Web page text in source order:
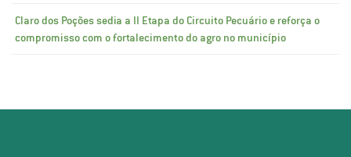
Claro dos Poções sedia a II Etapa do Circuito Pecuário e reforça o
compromisso com o fortalecimento do agro no município